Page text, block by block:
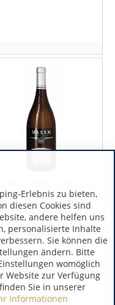
Goedverwacht MAXIM
ESTATE WINE
Barrique
9605
Erlebnis zu bieten,
diesen Cookies sind
andere helfen uns
personalisierte Inhalte
Sie können die
ändern. Bitte
womöglich
Website zur Verfügung
Sie in unserer
Informationen